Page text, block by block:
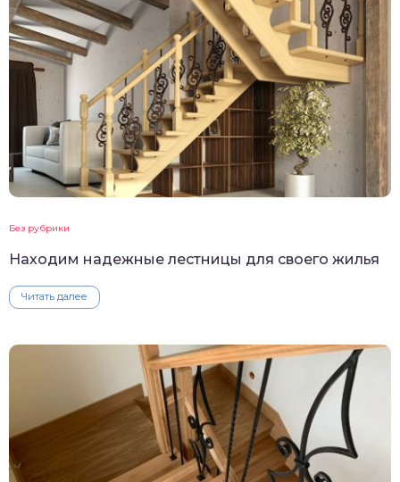
Без рубрики
Находим надежные лестницы для своего жилья
Читать далее